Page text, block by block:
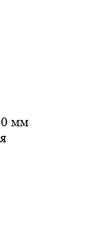
мм